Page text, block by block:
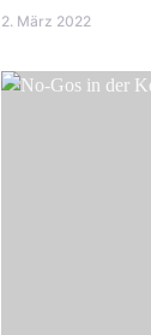
2. März 2022